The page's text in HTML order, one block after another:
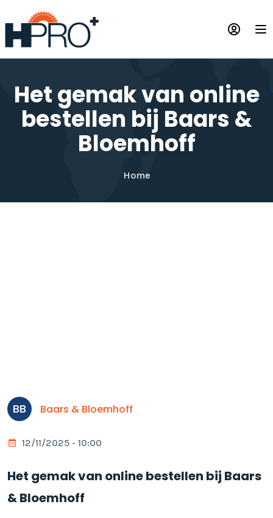
en
naar
de
Het gemak van online
bestellen bij Baars &
Bloemhoff
Home
BB Baars & Bloemhoff
12/11/2025 - 10:00
Het gemak van online bestellen bij Baars
& Bloemhoff